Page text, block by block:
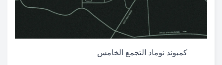
كمبوند نوماد التجمع الخامس